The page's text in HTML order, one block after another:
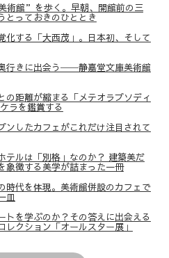
術館”を歩く。早朝、開館前の三
とっておきのひととき
化する「大西茂」。日本初、そして
行きに出会う──静嘉堂文庫美術館
の距離が縮まる「メテオラプソディ
ラを鑑賞する
ンしたカフェがこれだけ注目されて
テルは「別格」なのか？ 建築美だ
象徴する美学が詰まった一冊
時代を体現。美術館併設のカフェで
皿
トを学ぶのか？その答えに出会える
クション「オールスター展」